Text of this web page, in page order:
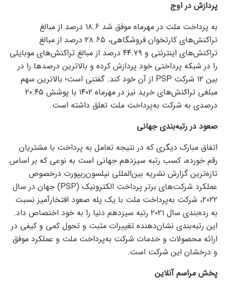
پردازش در اوج
به پرداخت ملت در مهرماه موفق شد ۱۸.۶ درصد از مبالغ
تراکنش‌های کارتخوان فروشگاهی، ۲۸.۶۵ درصد از مبالغ
تراکنش‌های اینترنتی و ۴۴.۷۹ درصد از مبالغ تراکنش‌های موبایلی
را در شبکه پرداختی خود پردازش کرده و بالاترین درصد‌ها را در
بین ۱۲ شرکت PSP از آن خود کند. گفتنی است؛ بالاترین سهم
مبلغی تراکنش‌های خرید نیز در مهرماه ۱۴۰۲ با پوشش ۲۰.۴۵
درصدی به شرکت به‌پرداخت ملت تعلق داشته است.
صعود در رتبه‌بندی جهانی
اتفاق مبارک دیگری که در نتیجه تعامل به پرداخت با مشتریان
رقم خورده، کسب رتبه سیزدهم جهانی است به نوعی که بر اساس
تازه‌ترین گزارش نشریه بین‌المللی نیلسون‌ریپورت درخصوص
عملکرد شرکت‌های برتر پرداخت الکترونیک (PSP) جهان در سال
۲۰۲۲، شرکت به‌پرداخت ملت با یک پله صعود افتخارآمیز نسبت
به رده‌بندی سال ۲۰۲۱ رتبه سیزدهم دنیا را به خود اختصاص داد.
این رتبه‌بندی نشان‌دهنده تغییرات مثبت و تحول کمی و کیفی در
ارائه محصولات و خدمات شرکت به‌پرداخت ملت و عملکرد موفق
و درخشان این شرکت است.
پخش مراسم آنلاین